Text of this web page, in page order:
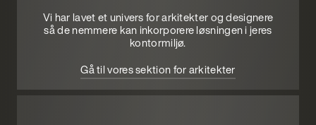
Vi har lavet et univers for arkitekter og designere
så de nemmere kan inkorporere løsningen i jeres
kontormiljø.
Gå til vores sektion for arkitekter